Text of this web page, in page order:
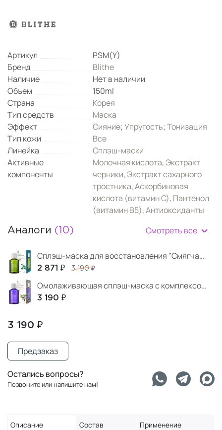
Артикул
PSM(Y)
Бренд
Blithe
Наличие
Нет в наличии
Объем
150ml
Страна
Корея
Тип средств
Маска
Эффект
Сияние;Упругость;Тонизация
Тип кожи
Все
Линейка
Сплэш-маски
Активные
компоненты
Молочная кислота,Экстракт
черники,Экстракт сахарного
тростника,Аскорбиновая
кислота (витамин С), Пантенол
(витамин B5),Антиоксиданты
Аналоги (10) Смотреть все
Сплэш-маска для восстановления "Смягчающий и заживляющий Зеленый Чай" 150 мл
2 871 ₽ 3 190 ₽
Омолаживающая сплэш-маска с комплексом лесных ягод 150 мл
3 190 ₽
3 190 ₽
Предзаказ
Остались вопросы?
Позвоните или напишите нам!
Описание Состав Применение